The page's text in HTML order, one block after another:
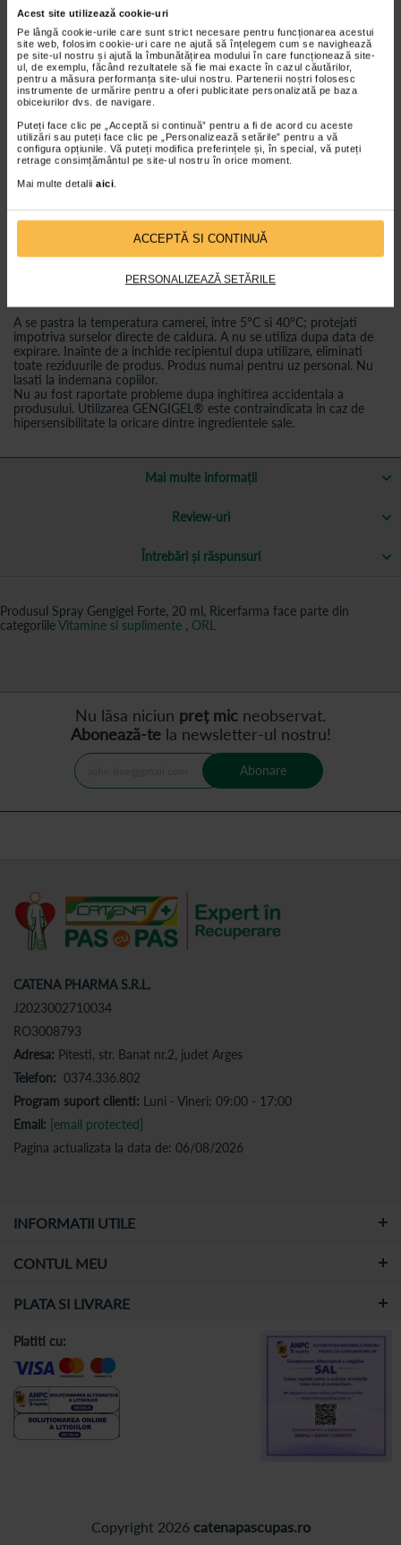
Acest site utilizează cookie-uri
Pe lângă cookie-urile care sunt strict necesare pentru funcționarea acestui
site web, folosim cookie-uri care ne ajută să înțelegem cum se navighează
pe site-ul nostru și ajută la îmbunătățirea modului în care funcționează site-
ul, de exemplu, făcând rezultatele să fie mai exacte în cazul căutărilor,
pentru a măsura performanța site-ului nostru. Partenerii noștri folosesc
instrumente de urmărire pentru a oferi publicitate personalizată pe baza
obiceiurilor dvs. de navigare.
Puteți face clic pe „Acceptă si continuă” pentru a fi de acord cu aceste
utilizări sau puteți face clic pe „Personalizează setările” pentru a vă
configura opțiunile. Vă puteți modifica preferințele și, în special, vă puteți
retrage consimțământul pe site-ul nostru în orice moment.
Mai multe detalii aici
ACCEPTĂ SI CONTINUĂ
PERSONALIZEAZĂ SETĂRILE
Afectiuni traumatice severe si dureroase, cum ar fi ulceratii
dentare si interventii chirurgicale etc.;
Fiecare puf garanteaza o distributie omogena, constanta a
lichidului pe suprafata gurii.
Substante active: hialuronat de sodiu.
Aqua, Xylitol, Alcohol, PEG 40 Hydrogenated Castor Oil, Sodium
phosphate, Polyvinyl Alcohol, Aroma, Dichlorobenzyl Alcohol,
Trisodium phosphate. (It may contain Citric Acid, Sodium
Mod de utilizare:
1 sau 2 pufuri pe tesutul inflamat sau traumatizat.
A se pastra la temperatura camerei, intre 5°C si 40°C; protejati
impotriva surselor directe de caldura. A nu se utiliza dupa data de
expirare. Inainte de a inchide recipientul dupa utilizare, eliminati
toate reziduurile de produs. Produs numai pentru uz personal. Nu
lasati la indemana copiilor.
Nu au fost raportate probleme dupa inghitirea accidentala a
produsului. Utilizarea GENGIGEL® este contraindicata in caz de
hipersensibilitate la oricare dintre ingredientele sale.
Mai multe informații
Review-uri
Întrebări și răspunsuri
Produsul Spray Gengigel Forte, 20 ml, Ricerfarma face parte din
categoriileVitamine si suplimente , ORL
Nu lăsa niciun preț mic neobservat.
Abonează-tela newsletter-ul nostru!
Abonare
CATENA PHARMA S.R.L.
J2023002710034
RO3008793
Adresa: Pitesti, str. Banat nr.2, judet Arges
Telefon: 0374.336.802
Program suport clienti: Luni - Vineri: 09:00 - 17:00
Email: [email protected]
Pagina actualizata la data de: 06/08/2026
INFORMATII UTILE
CONTUL MEU
PLATA SI LIVRARE
Copyright 2026 catenapascupas.ro
Platiti cu: